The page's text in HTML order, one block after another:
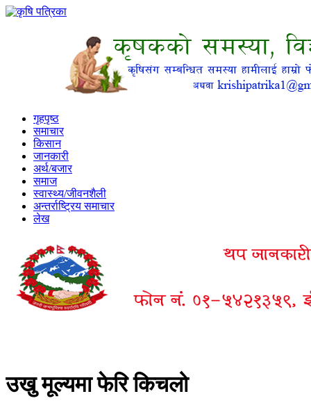
गृहपृष्ठ
समाचार
किसान
जानकारी
अर्थ/बजार
समाज
स्वास्थ्य/जीवनशैली
अन्तर्राष्ट्रिय समाचार
लेख
उखु मूल्यमा फेरि किचलो